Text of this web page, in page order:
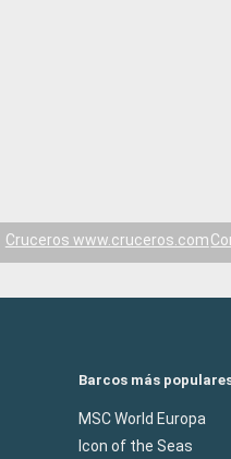
Cruceros www.cruceros.com
Barcos más
MSC World Europa
Icon of the Seas